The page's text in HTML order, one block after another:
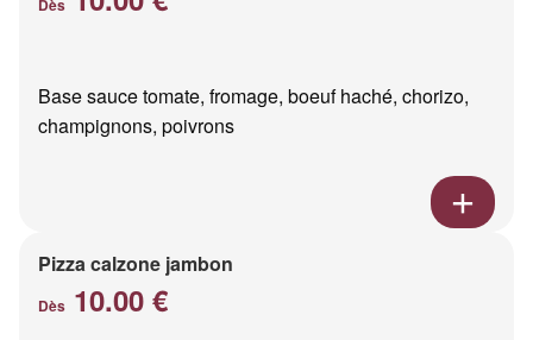
Dès
Base sauce tomate, fromage, boeuf haché, chorizo,
champignons, poivrons
Pizza calzone jambon
Dès 10.00 €